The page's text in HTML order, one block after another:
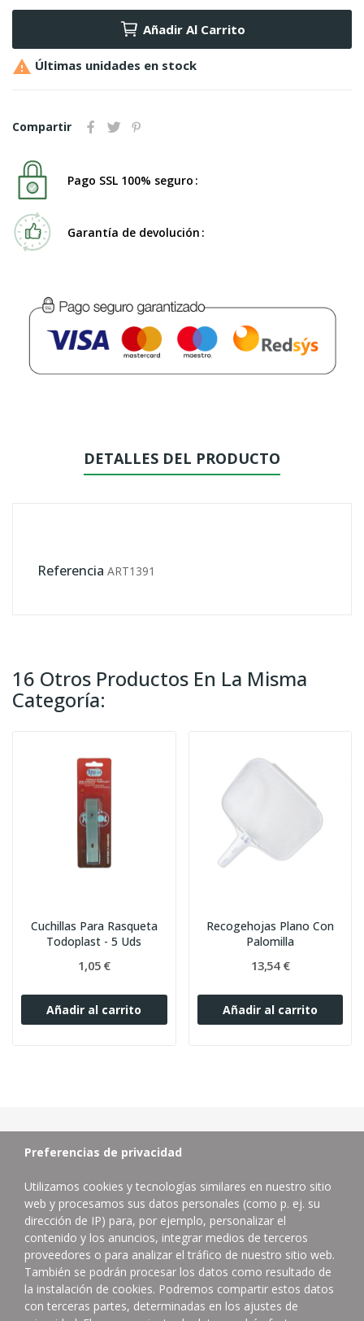
Añadir Al Carrito
 Últimas unidades en stock
Compartir
Pago SSL 100% seguro
Garantía de devolución
DETALLES DEL PRODUCTO
Referencia ART1391
16 Otros Productos En La Misma
Categoría:
Cuchillas Para Rasqueta
Todoplast - 5 Uds
1,05 €
Añadir al carrito
Recogehojas Plano Con
Palomilla
13,54 €
Añadir al carrito
Distribuidor de productos de limpieza profesional.
Contacta con nosotros
Preferencias de privacidad
Utilizamos cookies y tecnologías similares en nuestro sitio
web y procesamos sus datos personales (como p. ej. su
dirección de IP) para, por ejemplo, personalizar el
contenido y los anuncios, integrar medios de terceros
proveedores o para analizar el tráfico de nuestro sitio web.
También se podrán procesar los datos como resultado de
la instalación de cookies. Podremos compartir estos datos
con terceras partes, determinadas en los ajustes de